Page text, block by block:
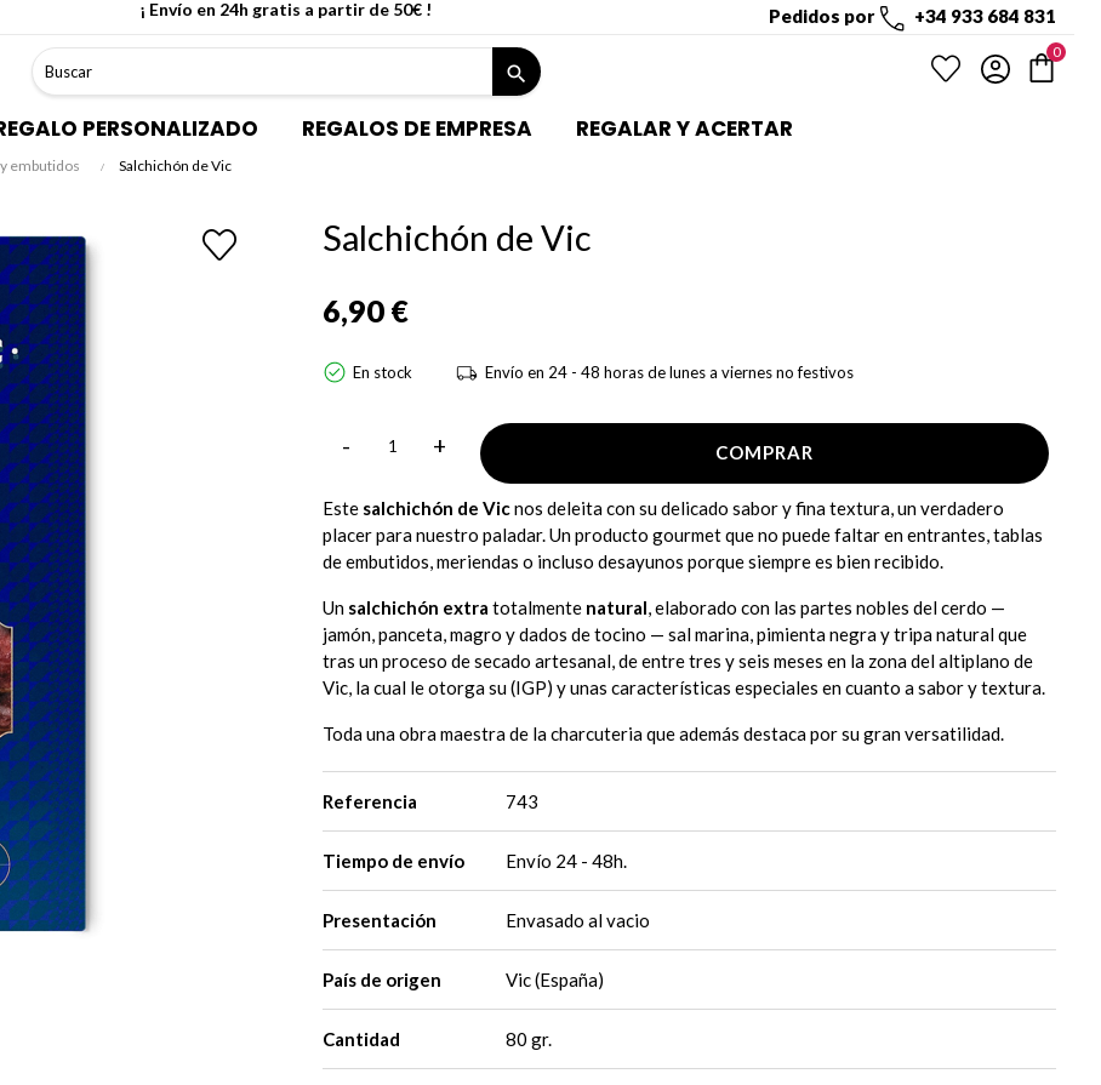
¡ Envío en 24h gratis a partir de 50€ ! Pedidos por +34 933 684 831
search
0
PERSONALIZADO REGALOS DE EMPRESA REGALAR Y ACERTAR
embutidos Salchichón de Vic
Salchichón de Vic
6,90 €
En stock Envío en 24 - 48 horas de lunes a viernes no festivos
- + COMPRAR
Este salchichón de Vicnos deleita con su delicado sabor y fina textura, un verdadero
placer para nuestro paladar. Un producto gourmet que no puede faltar en entrantes, tablas
de embutidos, meriendas o incluso desayunos porque siempre es bien recibido.
Un salchichón extra totalmente natural, elaborado con las partes nobles del cerdo —
jamón, panceta, magro y dados de tocino — sal marina, pimienta negra y tripa natural que
tras un proceso de secado artesanal, de entre tres y seis meses en la zona del altiplano de
Vic, la cual le otorga su (IGP) y unas características especiales en cuanto a sabor y textura.
Toda una obra maestra de la charcuteria que además destaca por su gran versatilidad.
Referencia 743
Tiempo de envío Envío 24 - 48h.
Presentación Envasado al vacio
País de origen Vic (España)
Cantidad 80 gr.